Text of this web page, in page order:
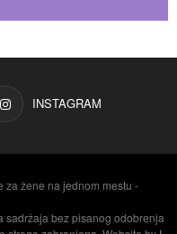
INSTAGRAM
za žene na jednom mestu -
sadržaja bez pisanog odobrenja